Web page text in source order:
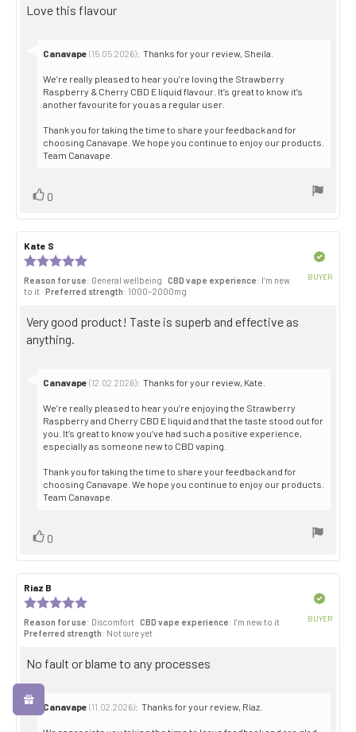
5
Review
Love this flavour
Reply
Canavape (15.05.2026): Thanks for your review, Sheila.
We’re really pleased to hear you’re loving the Strawberry
Raspberry & Cherry CBD E liquid flavour. It’s great to know it’s
another favourite for you as a regular user.
Thank you for taking the time to share your feedback and for
choosing Canavape. We hope you continue to enjoy our products.
Team Canavape.
Vote
0
Review
author:
Kate S
date:
5.0
out
5
Reason for use: General wellbeing CBD vape experience: I’m new
to it
Preferred strength: 1000–2000mg
BUYER
Review
text:
Very good product! Taste is superb and effective as
anything.
Reply
Canavape (12.02.2026): Thanks for your review, Kate.
We’re really pleased to hear you’re enjoying the Strawberry
Raspberry and Cherry CBD E liquid and that the taste stood out for
you. It’s great to know you’ve had such a positive experience,
especially as someone new to CBD vaping.
Thank you for taking the time to share your feedback and for
choosing Canavape. We hope you continue to enjoy our products.
Team Canavape.
Vote
0
Review
author:
Riaz B
date:
5.0
out
5
Reason for use: Discomfort CBD vape experience: I’m new to it
Preferred strength: Not sure yet
BUYER
Review
text:
No fault or blame to any processes
Reply
Canavape (11.02.2026): Thanks for your review, Riaz.